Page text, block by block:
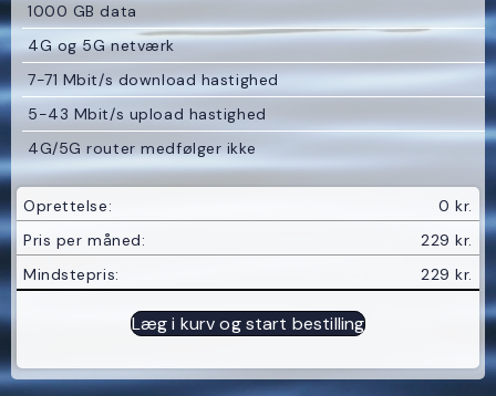
1000 GB data
4G og 5G netværk
7-71 Mbit/s download hastighed
5-43 Mbit/s upload hastighed
4G/5G router medfølger ikke
Oprettelse:
0 kr.
Pris per måned:
229 kr.
Mindstepris:
229 kr.
Læg i kurv og start bestilling